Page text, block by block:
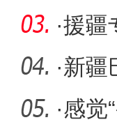
·援疆
叉
·新疆
·感觉